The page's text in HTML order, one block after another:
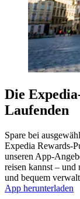
Die
Laufenden
Spare bei
Expedia Rewards-
unseren App-
reisen kannst – und
und bequem
App herunterladen